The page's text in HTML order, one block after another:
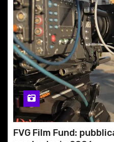
FVG Film Fund: